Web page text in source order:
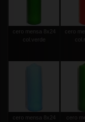
cero mensa 8x24
col.verde
cero
cero mensa 8x24
cero